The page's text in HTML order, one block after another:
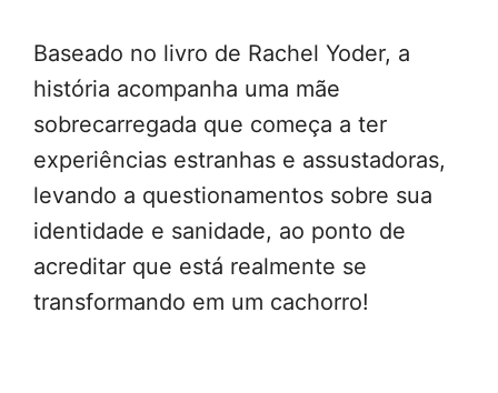
Baseado no livro de Rachel Yoder, a
história acompanha uma mãe
sobrecarregada que começa a ter
experiências estranhas e assustadoras,
levando a questionamentos sobre sua
identidade e sanidade, ao ponto de
acreditar que está realmente se
transformando em um cachorro!